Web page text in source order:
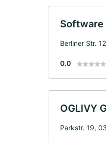
Software
Berliner Str.
0.0
OGLIVY
Parkstr. 19,